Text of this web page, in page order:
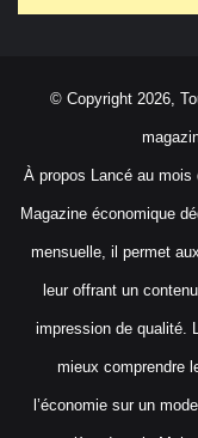
© Copyright 2026,
À propos Lancé au
Magazine économique
mensuelle, il permet
leur offrant un
impression de qualité.
mieux comprendre
l’économie sur un